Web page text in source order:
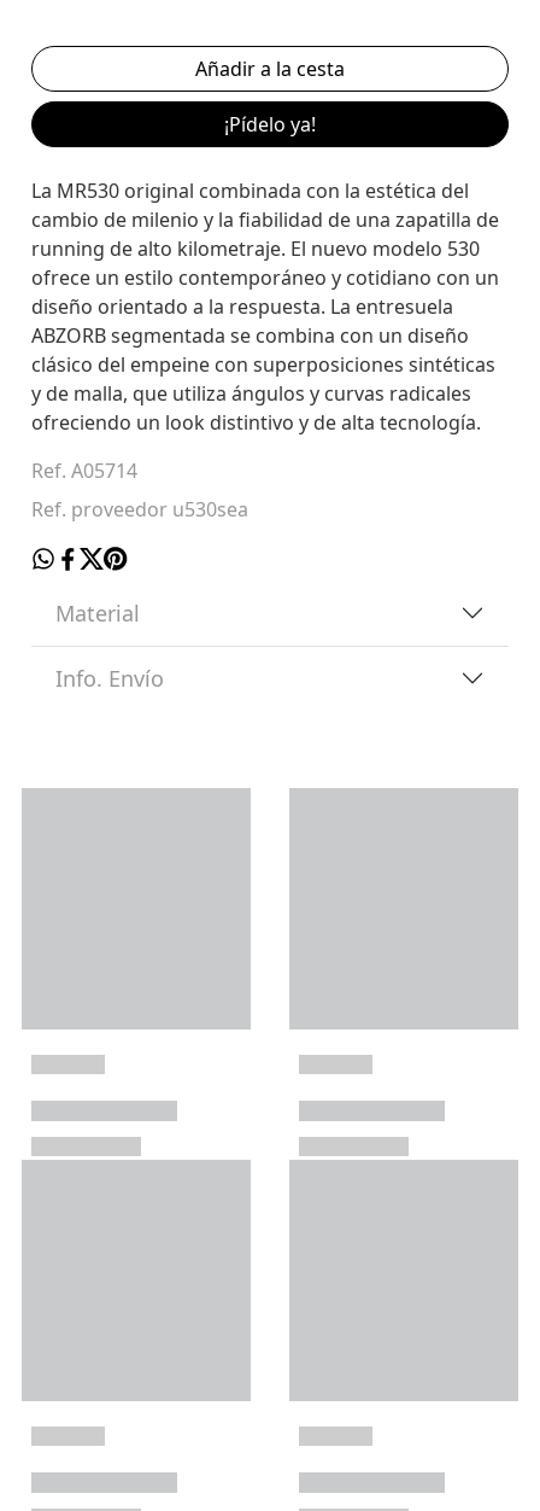
¡Pídelo ya!
La MR530 original combinada con la estética del
cambio de milenio y la fiabilidad de una zapatilla de
running de alto kilometraje. El nuevo modelo 530
ofrece un estilo contemporáneo y cotidiano con un
diseño orientado a la respuesta. La entresuela
ABZORB segmentada se combina con un diseño
clásico del empeine con superposiciones sintéticas
y de malla, que utiliza ángulos y curvas radicales
ofreciendo un look distintivo y de alta tecnología.
Ref. A05714
Ref. proveedor u530sea
Material
Info. Envío